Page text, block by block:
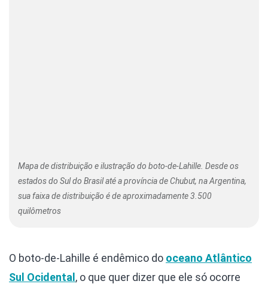
Mapa de distribuição e ilustração do boto-de-Lahille. Desde os
estados do Sul do Brasil até a província de Chubut, na Argentina,
sua faixa de distribuição é de aproximadamente 3.500
quilômetros
O boto-de-Lahille é endêmico do oceano Atlântico
Sul Ocidental, o que quer dizer que ele só ocorre